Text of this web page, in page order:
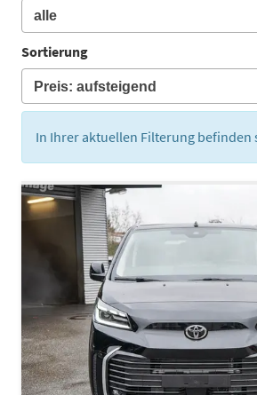
Sortierung
In Ihrer aktuellen Filterung befinden